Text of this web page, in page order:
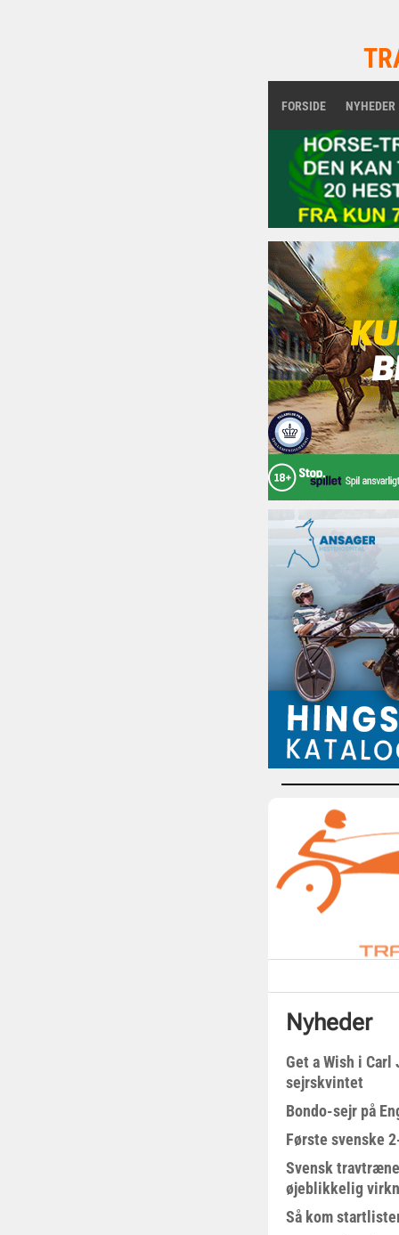
FORSIDE NYHEDER
Nyheder
Get a Wish i Carl
sejrskvintet
Bondo-sejr på
Første svenske
Svensk
øjeblikkelig
Så kom